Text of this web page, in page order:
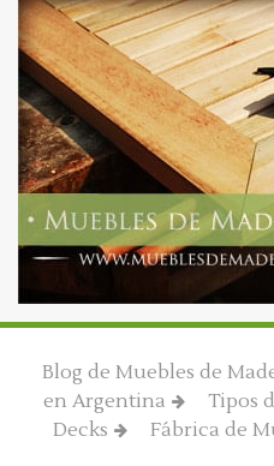
Blog de Muebles de
en Argentina
Tipos
Decks
Fábrica de